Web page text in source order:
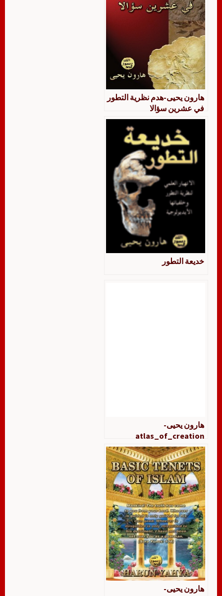
هارون يحيى-هدم نظرية التطور
في عشرين سؤالا
خديعة التطور
هارون يحيى-
atlas_of_creation
هارون يحيى-